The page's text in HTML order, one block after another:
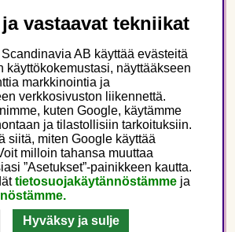
vastaavat tekniikat
AB käyttää evästeitä
käyttökokemustasi, näyttääkseen
markkinointia ja
verkkosivuston liikennettä.
kuten Google, käytämme
ja tilastollisiin tarkoituksiin.
siitä, miten Google käyttää
milloin tahansa muuttaa
”Asetukset”-painikkeen kautta.
tietosuojakäytännöstämme ja
Hyväksy ja sulje